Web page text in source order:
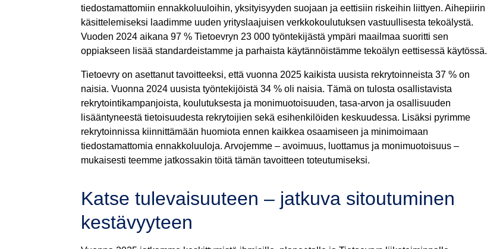
tiedostamattomiin ennakkoluuloihin, yksityisyyden suojaan ja eettisiin riskeihin liittyen. Aihepiirin
käsittelemiseksi laadimme uuden yrityslaajuisen verkkokoulutuksen vastuullisesta tekoälystä.
Vuoden 2024 aikana 97 % Tietoevryn 23 000 työntekijästä ympäri maailmaa suoritti sen
oppiakseen lisää standardeistamme ja parhaista käytännöistämme tekoälyn eettisessä käytössä.
Tietoevry on asettanut tavoitteeksi, että vuonna 2025 kaikista uusista rekrytoinneista 37 % on
naisia. Vuonna 2024 uusista työntekijöistä 34 % oli naisia. Tämä on tulosta osallistavista
rekrytointikampanjoista, koulutuksesta ja monimuotoisuuden, tasa-arvon ja osallisuuden
lisääntyneestä tietoisuudesta rekrytoijien sekä esihenkilöiden keskuudessa. Lisäksi pyrimme
rekrytoinnissa kiinnittämään huomiota ennen kaikkea osaamiseen ja minimoimaan
tiedostamattomia ennakkoluuloja. Arvojemme – avoimuus, luottamus ja monimuotoisuus –
mukaisesti teemme jatkossakin töitä tämän tavoitteen toteutumiseksi.
Katse tulevaisuuteen – jatkuva sitoutuminen
kestävyyteen